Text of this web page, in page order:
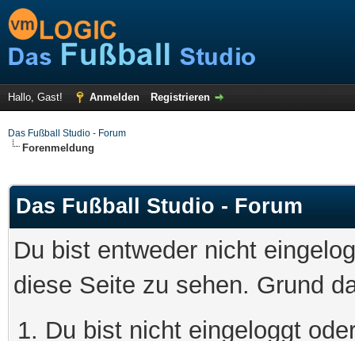
Hallo, Gast! Anmelden Registrieren
Das Fußball Studio - Forum
Forenmeldung
Das Fußball Studio - Forum
Du bist entweder nicht
diese Seite zu sehen. Grund
Du bist nicht eingeloggt